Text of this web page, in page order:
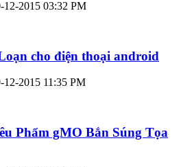
12-2015 03:32 PM
cho điện thoại android
12-2015 11:35 PM
Phẩm gMO Bắn Súng Tọa